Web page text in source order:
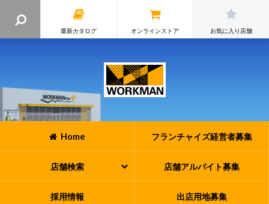
最新カタログ オンラインストア お気に入り店舗
Home フランチャイズ経営者募集
店舗検索 店舗アルバイト募集
採用情報 出店用地募集